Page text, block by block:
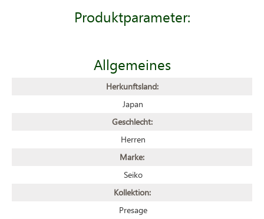
Produktparameter:
Allgemeines
Herkunftsland:
Japan
Geschlecht:
Herren
Marke:
Seiko
Kollektion:
Presage